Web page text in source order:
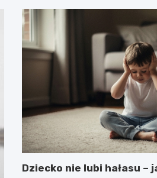
Dziecko nie lubi hałasu –